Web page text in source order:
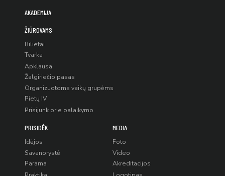
AKADEMIJA
ŽIŪROVAMS
Bilietai
Tvarka
Apklausa
Žalgiriečio pasas
Organizuotoms vaikų grupėms
Pietų IV
Prisijunk prie palaikymo
PRISIDĖK
Idėjos
Savanorystė
Parama
MEDIA
Foto
Video
Akreditacijos